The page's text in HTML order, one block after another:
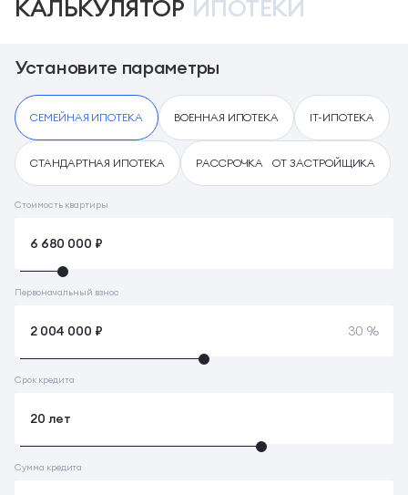
КАЛЬКУЛЯТОР ИПОТЕКИ
Установите параметры
СЕМЕЙНАЯ ИПОТЕКА ВОЕННАЯ ИПОТЕКА IT-ИПОТЕКА
СТАНДАРТНАЯ ИПОТЕКА РАССРОЧКА ОТ ЗАСТРОЙЩИКА
Стоимость квартиры
Первоначальный взнос
30 %
Срок кредита
Сумма кредита